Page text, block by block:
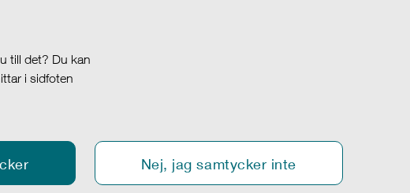
till det? Du kan
i sidfoten
Nej, jag samtycker inte